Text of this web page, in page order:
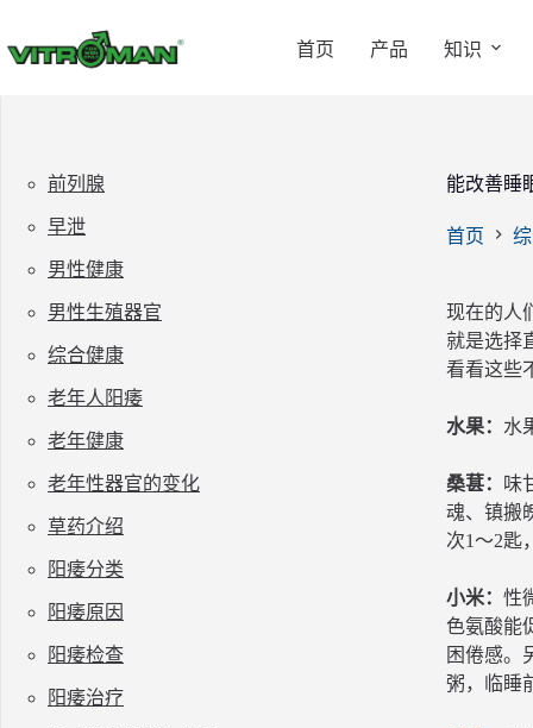
过
容
首页 产品 知识
能改善睡
首页
现在的人
就是选择
看看这些
水果： 水
桑葚：
味
魂、镇搬
次1～2匙
小米： 性
色氨酸能
困倦感。
粥，临睡
前列腺
早泄
男性健康
男性生殖器官
综合健康
老年人阳痿
老年健康
老年性器官的变化
草药介绍
阳痿分类
阳痿原因
阳痿检查
阳痿治疗